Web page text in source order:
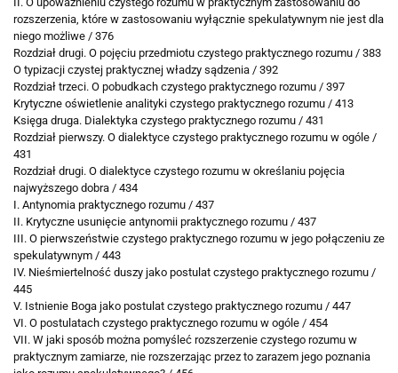
rozszerzenia, które w zastosowaniu wyłącznie spekulatywnym nie jest dla
niego możliwe / 376
Rozdział drugi. O pojęciu przedmiotu czystego praktycznego rozumu / 383
O typizacji czystej praktycznej władzy sądzenia / 392
Rozdział trzeci. O pobudkach czystego praktycznego rozumu / 397
Krytyczne oświetlenie analityki czystego praktycznego rozumu / 413
Księga druga. Dialektyka czystego praktycznego rozumu / 431
Rozdział pierwszy. O dialektyce czystego praktycznego rozumu w ogóle /
431
Rozdział drugi. O dialektyce czystego rozumu w określaniu pojęcia
najwyższego dobra / 434
I. Antynomia praktycznego rozumu / 437
II. Krytyczne usunięcie antynomii praktycznego rozumu / 437
III. O pierwszeństwie czystego praktycznego rozumu w jego połączeniu ze
spekulatywnym / 443
IV. Nieśmiertelność duszy jako postulat czystego praktycznego rozumu /
445
V. Istnienie Boga jako postulat czystego praktycznego rozumu / 447
VI. O postulatach czystego praktycznego rozumu w ogóle / 454
VII. W jaki sposób można pomyśleć rozszerzenie czystego rozumu w
praktycznym zamiarze, nie rozszerzając przez to zarazem jego poznania